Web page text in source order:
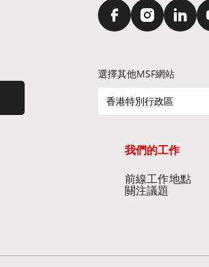
選擇其他MSF網站
香港特別行政區
我們的工作
前線工作地點​
關注議題